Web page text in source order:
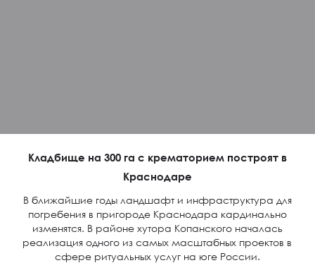
Кладбище на 300 га с крематорием построят в
Краснодаре
В ближайшие годы ландшафт и инфраструктура для
погребения в пригороде Краснодара кардинально
изменятся. В районе хутора Копанского началась
реализация одного из самых масштабных проектов в
сфере ритуальных услуг на юге России.